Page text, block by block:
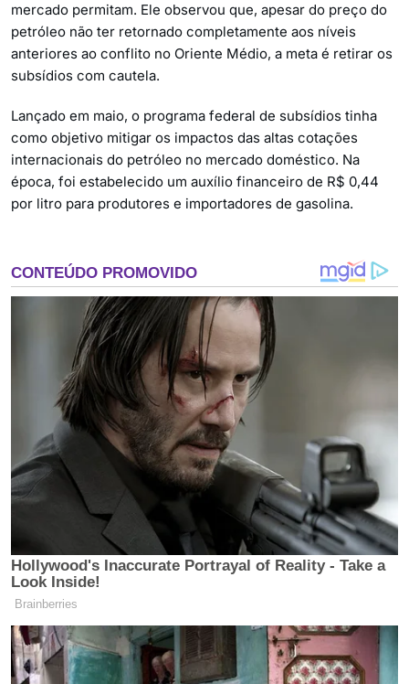
mercado permitam. Ele observou que, apesar do preço do
petróleo não ter retornado completamente aos níveis
anteriores ao conflito no Oriente Médio, a meta é retirar os
subsídios com cautela.
Lançado em maio, o programa federal de subsídios tinha
como objetivo mitigar os impactos das altas cotações
internacionais do petróleo no mercado doméstico. Na
época, foi estabelecido um auxílio financeiro de R$ 0,44
por litro para produtores e importadores de gasolina.